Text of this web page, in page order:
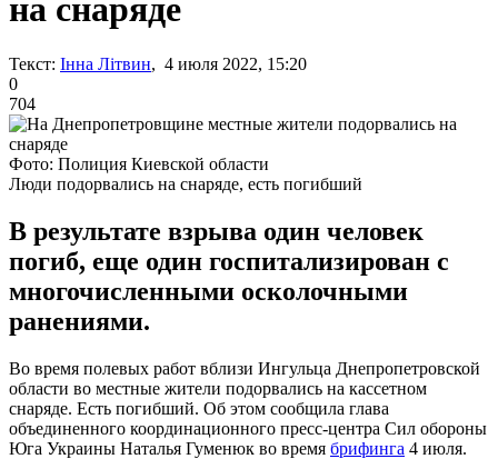
на снаряде
Текст: Інна Літвин, 4 июля 2022, 15:20
0
704
Фото: Полиция Киевской области
Люди подорвались на снаряде, есть погибший
В результате взрыва один человек
погиб, еще один госпитализирован с
многочисленными осколочными
ранениями.
Во время полевых работ вблизи Ингульца Днепропетровской
области во местные жители подорвались на кассетном
снаряде. Есть погибший. Об этом сообщила глава
объединенного координационного пресс-центра Сил обороны
Юга Украины Наталья Гуменюк во время брифинга 4 июля.